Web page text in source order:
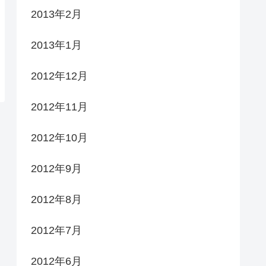
2013年2月
2013年1月
2012年12月
2012年11月
2012年10月
2012年9月
2012年8月
2012年7月
2012年6月